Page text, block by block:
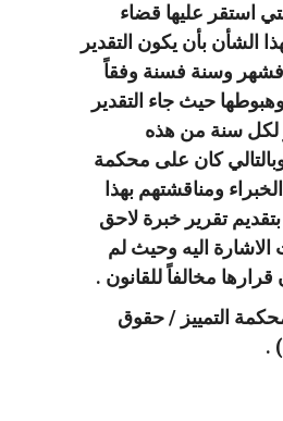
استقر عليها قضاء
الشأن بأن يكون التقدير
فشهر وسنة فسنة وفقاً
حيث جاء التقدير
دينار لكل سنة من هذه
وبالتالي كان على محكمة
ومناقشتهم بهذا
بتقديم تقرير خبرة لاحق
اليه وحيث لم
مخالفاً للقانون .
التمييز / حقوق